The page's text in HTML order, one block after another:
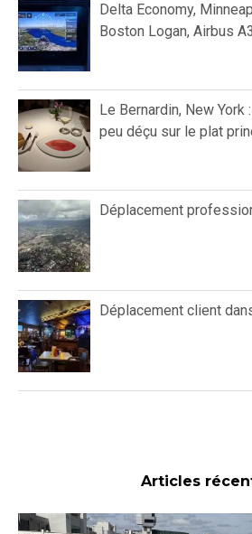
Delta Economy,
Boston Logan, Airbus
Le Bernardin, New York
peu déçu sur le plat
Déplacement
Déplacement client
Articles